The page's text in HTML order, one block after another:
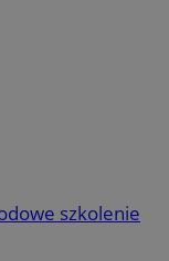
szkolenie